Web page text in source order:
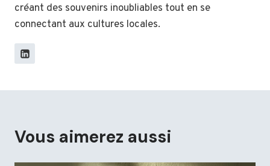
créant des souvenirs inoubliables tout en se
connectant aux cultures locales.
Vous aimerez aussi